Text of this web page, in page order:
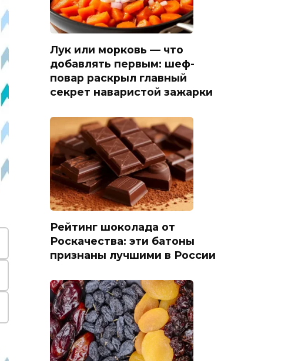
Лук или морковь — что
добавлять первым: шеф-
повар раскрыл главный
секрет наваристой зажарки
Рейтинг шоколада от
Роскачества: эти батоны
признаны лучшими в России